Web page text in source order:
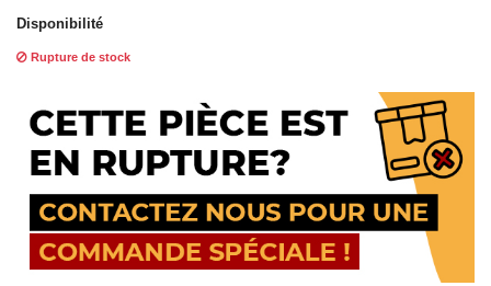
Disponibilité
Rupture de stock